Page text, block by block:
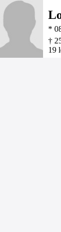
*
†
19